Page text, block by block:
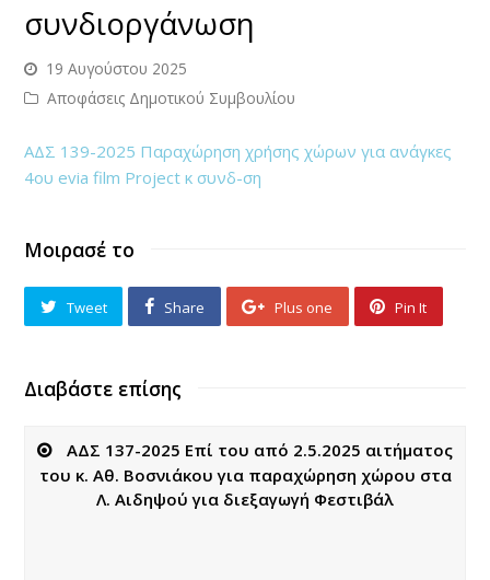
συνδιοργάνωση
19 Αυγούστου 2025
Αποφάσεις Δημοτικού Συμβουλίου
ΑΔΣ 139-2025 Παραχώρηση χρήσης χώρων για ανάγκες
4ου evia film Project κ συνδ-ση
Μοιρασέ το
Tweet Share Plus one Pin It
Διαβάστε επίσης
ΑΔΣ 137-2025 Επί του από 2.5.2025 αιτήματος
του κ. Αθ. Βοσνιάκου για παραχώρηση χώρου στα
Λ. Αιδηψού για διεξαγωγή Φεστιβάλ